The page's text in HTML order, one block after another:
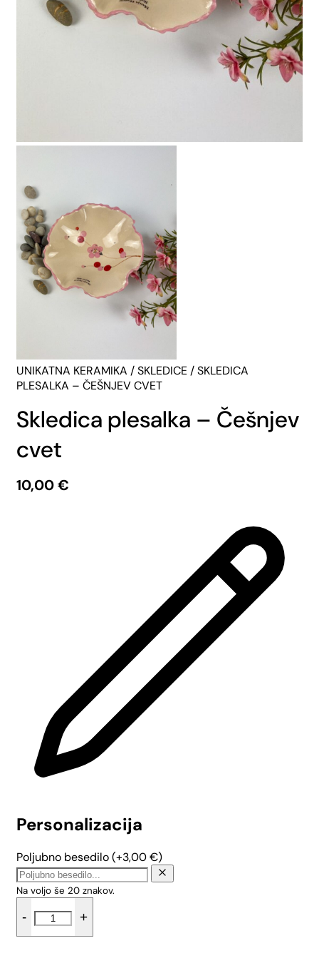
UNIKATNA KERAMIKA /SKLEDICE / SKLEDICA
PLESALKA – ČEŠNJEV CVET
Skledica plesalka – Češnjev
cvet
10,00€
Personalizacija
Poljubno besedilo(+3,00€)
Na voljo še 20 znakov.
-
plesalka
-
+